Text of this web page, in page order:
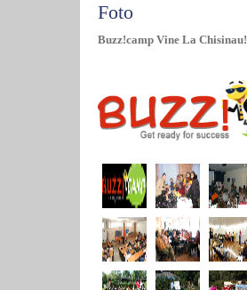
Foto
Buzz!camp Vine La Chisinau!